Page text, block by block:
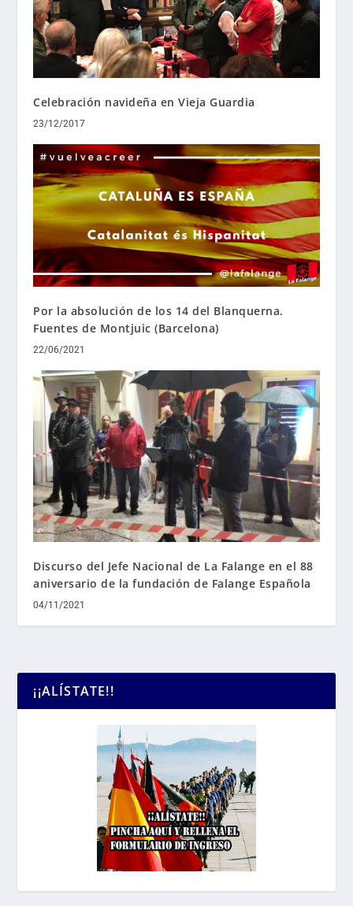
Celebración navideña en Vieja Guardia
23/12/2017
Por la absolución de los 14 del Blanquerna.
Fuentes de Montjuic (Barcelona)
22/06/2021
Discurso del Jefe Nacional de La Falange en el 88
aniversario de la fundación de Falange Española
04/11/2021
¡¡ALÍSTATE!!